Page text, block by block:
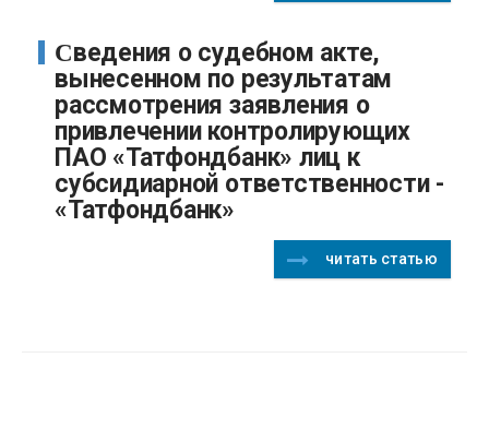
Сведения о судебном акте,
вынесенном по результатам
рассмотрения заявления о
привлечении контролирующих
ПАО «Татфондбанк» лиц к
субсидиарной ответственности -
«Татфондбанк»
читать статью